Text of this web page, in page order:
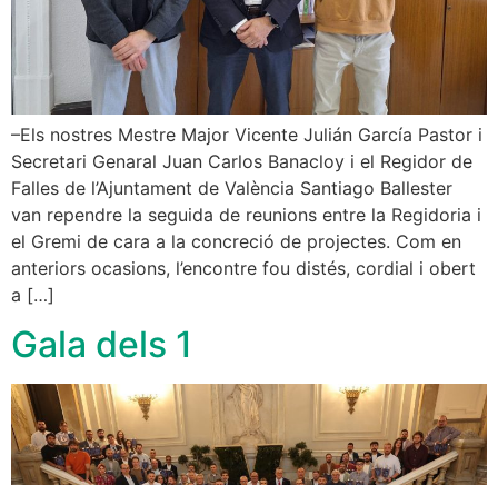
–Els nostres Mestre Major Vicente Julián García Pastor i
Secretari Genaral Juan Carlos Banacloy i el Regidor de
Falles de l’Ajuntament de València Santiago Ballester
van rependre la seguida de reunions entre la Regidoria i
el Gremi de cara a la concreció de projectes. Com en
anteriors ocasions, l’encontre fou distés, cordial i obert
a […]
Gala dels 1